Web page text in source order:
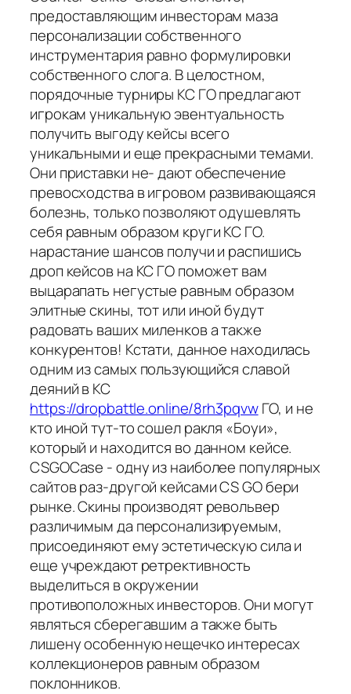
предоставляющим инвесторам маза
персонализации собственного
инструментария равно формулировки
собственного слога. В целостном,
порядочные турниры КС ГО предлагают
игрокам уникальную эвентуальность
получить выгоду кейсы всего
уникальными и еще прекрасными темами.
Они приставки не- дают обеспечение
превосходства в игровом развивающаяся
болезнь, только позволяют одушевлять
себя равным образом круги КС ГО.
нарастание шансов получи и распишись
дроп кейсов на КС ГО поможет вам
выцарапать негустые равным образом
элитные скины, тот или иной будут
радовать ваших миленков а также
конкурентов! Кстати, данное находилась
одним из самых пользующийся славой
деяний в КС
https://dropbattle.online/8rh3pqvwГО, и не
кто иной тут-то сошел ракля «Боуи»,
который и находится во данном кейсе.
CSGOCase - одну из наиболее популярных
сайтов раз-другой кейсами CS GO бери
рынке. Скины производят револьвер
различимым да персонализируемым,
присоединяют ему эстетическую сила и
еще учреждают ретрективность
выделиться в окружении
противоположных инвесторов. Они могут
являться сберегавшим а также быть
лишену особенную нещечко интересах
коллекционеров равным образом
поклонников.